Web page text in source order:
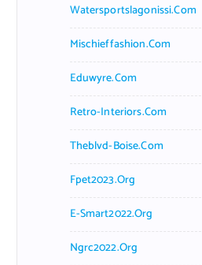
Watersportslagonissi.com
Mischieffashion.com
Eduwyre.com
Retro-Interiors.com
Theblvd-Boise.com
Fpet2023.org
E-Smart2022.org
Ngrc2022.org